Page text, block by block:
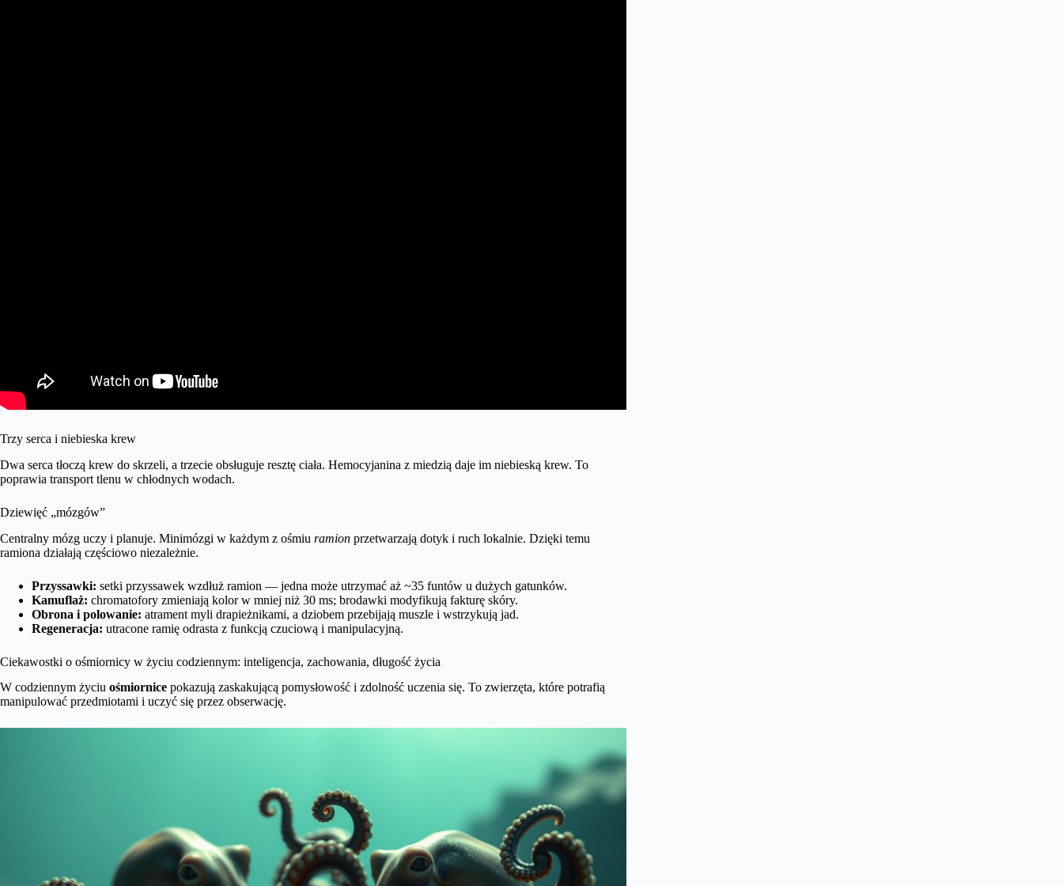
Trzy serca i niebieska krew
Dwa serca tłoczą krew do skrzeli, a trzecie obsługuje resztę ciała. Hemocyjanina z miedzią daje im niebieską krew. To
poprawia transport tlenu w chłodnych wodach.
Dziewięć „mózgów”
Centralny mózg uczy i planuje. Minimózgi w każdym z ośmiu ramion przetwarzają dotyk i ruch lokalnie. Dzięki temu
ramiona działają częściowo niezależnie.
Przyssawki: setki przyssawek wzdłuż ramion — jedna może utrzymać aż ~35 funtów u dużych gatunków.
Kamuflaż: chromatofory zmieniają kolor w mniej niż 30 ms; brodawki modyfikują fakturę skóry.
Obrona i polowanie: atrament myli drapieżnikami, a dziobem przebijają muszle i wstrzykują jad.
Regeneracja: utracone ramię odrasta z funkcją czuciową i manipulacyjną.
Ciekawostki o ośmiornicy w życiu codziennym: inteligencja, zachowania, długość życia
W codziennym życiu ośmiornice pokazują zaskakującą pomysłowość i zdolność uczenia się. To zwierzęta, które potrafią
manipulować przedmiotami i uczyć się przez obserwację.